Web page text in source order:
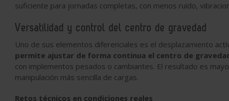
suficiente para jornadas completas, con menos ruido,
Versatilidad y control del centro de gravedad
Uno de sus elementos diferenciales es el desplazamiento
permite ajustar de forma continua el centro de
con implementos pesados o cambiantes. El resultado es
manipulación más sencilla de cargas.
Retos técnicos en condiciones reales